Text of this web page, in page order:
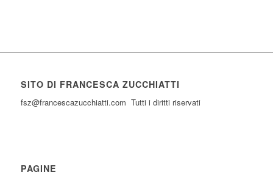
SITO DI FRANCESCA ZUCCHIATTI
fsz@francescazucchiatti.com Tutti i diritti riservati
PAGINE